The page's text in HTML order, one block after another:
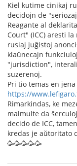
Kiel kutime cinikaj
decidojn de
Reagante al
Court" (ICC) aresti
rusiaj juĝistoj
klaŭnecajn
"jurisdiction",
suzerenoj.
Pri tio temas en
https://
Rimarkindas, ke
malmulte da
decido de ICC,
kredas je aŭtoritato
🥳🥳🥳🥳🥳